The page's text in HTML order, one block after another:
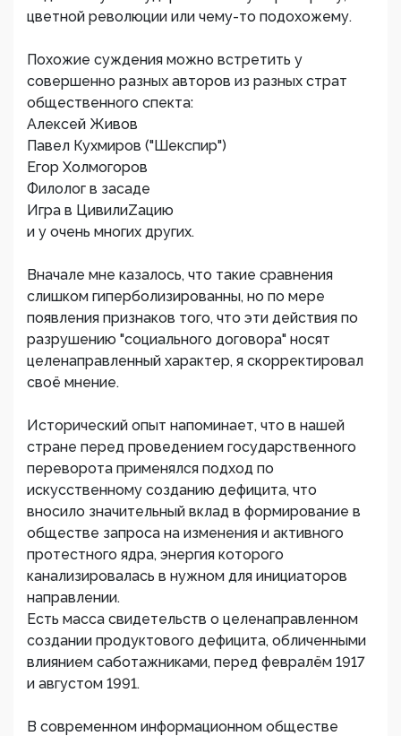
цветной революции или чему-то подохожему.
Похожие суждения можно встретить у
совершенно разных авторов из разных страт
общественного спекта:
Алексей Живов
Павел Кухмиров ("Шекспир")
Егор Холмогоров
Филолог в засаде
Игра в ЦивилиZацию
и у очень многих других.
Вначале мне казалось, что такие сравнения
слишком гиперболизированны, но по мере
появления признаков того, что эти действия по
разрушению "социального договора" носят
целенаправленный характер, я скорректировал
своё мнение.
Исторический опыт напоминает, что в нашей
стране перед проведением государственного
переворота применялся подход по
искусственному созданию дефицита, что
вносило значительный вклад в формирование в
обществе запроса на изменения и активного
протестного ядра, энергия которого
канализировалась в нужном для инициаторов
направлении.
Есть масса свидетельств о целенаправленном
создании продуктового дефицита, обличенными
влиянием саботажниками, перед февралём 1917
и августом 1991.
В современном информационном обществе